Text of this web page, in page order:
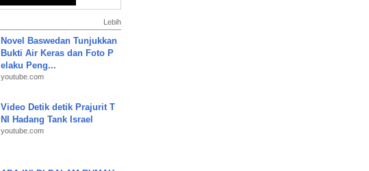
Lebih
Novel Baswedan Tunjukkan
Bukti Air Keras dan Foto P
elaku Peng...
youtube.com
Video Detik detik Prajurit T
NI Hadang Tank Israel
youtube.com